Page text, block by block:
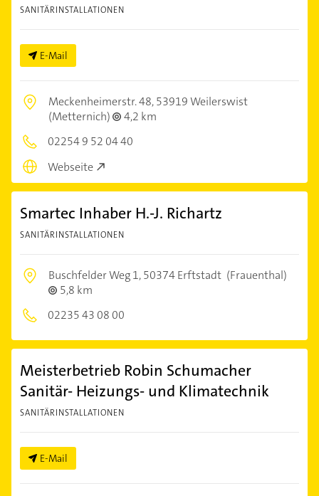
SANITÄRINSTALLATIONEN
E-Mail
Meckenheimerstr. 48,53919 Weilerswist
(Metternich)
4,2 km
02254 9 52 04 40
Webseite
Smartec Inhaber H.-J. Richartz
SANITÄRINSTALLATIONEN
Buschfelder Weg 1,50374 Erftstadt (Frauenthal)
5,8 km
02235 43 08 00
Meisterbetrieb Robin Schumacher
Sanitär- Heizungs- und Klimatechnik
SANITÄRINSTALLATIONEN
E-Mail